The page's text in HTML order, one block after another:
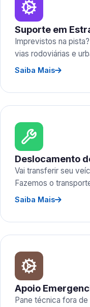
Suporte em
Imprevistos na
vias rodoviárias e
Saiba Mais
Deslocamento
Vai transferir seu
Fazemos o
Saiba Mais
Apoio
Pane técnica fora